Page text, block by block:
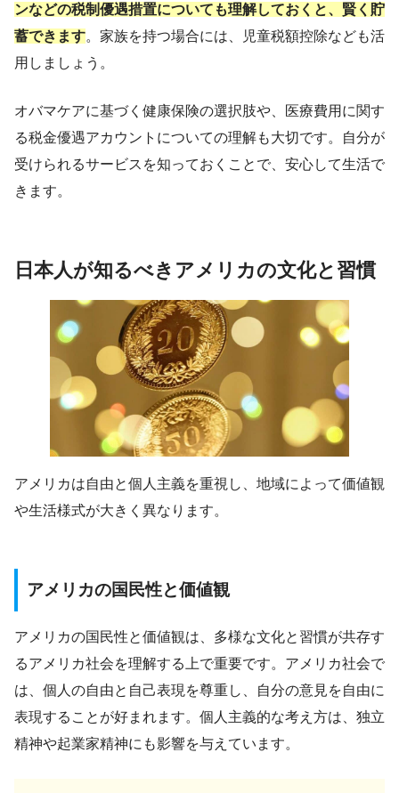
ンなどの税制優遇措置についても理解しておくと、賢く貯
蓄できます。家族を持つ場合には、児童税額控除なども活
用しましょう。
オバマケアに基づく健康保険の選択肢や、医療費用に関す
る税金優遇アカウントについての理解も大切です。自分が
受けられるサービスを知っておくことで、安心して生活で
きます。
日本人が知るべきアメリカの文化と習慣
アメリカは自由と個人主義を重視し、地域によって価値観
や生活様式が大きく異なります。
アメリカの国民性と価値観
アメリカの国民性と価値観は、多様な文化と習慣が共存す
るアメリカ社会を理解する上で重要です。アメリカ社会で
は、個人の自由と自己表現を尊重し、自分の意見を自由に
表現することが好まれます。個人主義的な考え方は、独立
精神や起業家精神にも影響を与えています。